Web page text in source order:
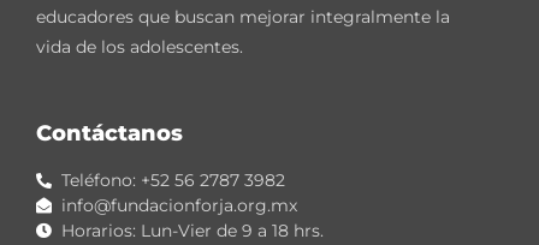
educadores que buscan mejorar integralmente la
vida de los adolescentes.
Contáctanos
Teléfono: +52 56 2787 3982
info@fundacionforja.org.mx
Horarios: Lun-Vier de 9 a 18 hrs.